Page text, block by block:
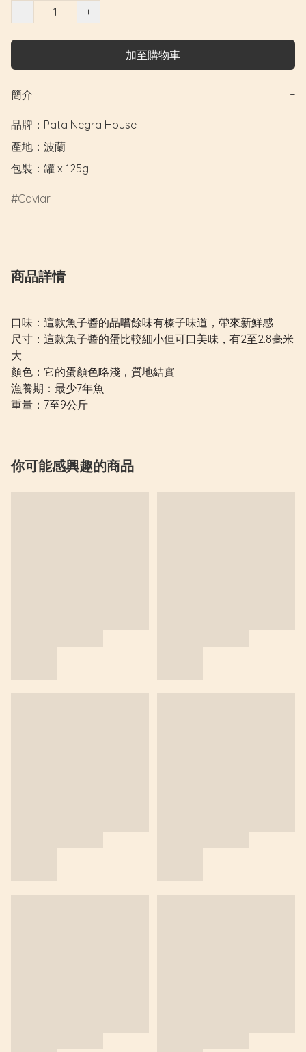
−
+
加至購物車
簡介 −
品牌：Pata Negra House
產地：波蘭
包裝：罐 x 125g
Caviar
商品詳情
口味：這款魚子醬的品嚐餘味有榛子味道，帶來新鮮感
尺寸：這款魚子醬的蛋比較細小但可口美味，有2至2.8毫米
大
顏色：它的蛋顏色略淺，質地結實
漁養期：最少7年魚
重量：7至9公斤.
你可能感興趣的商品